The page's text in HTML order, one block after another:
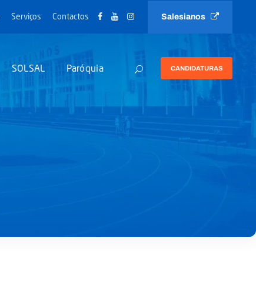
Serviços Contactos Salesianos
SOLSAL Paróquia CANDIDATURAS